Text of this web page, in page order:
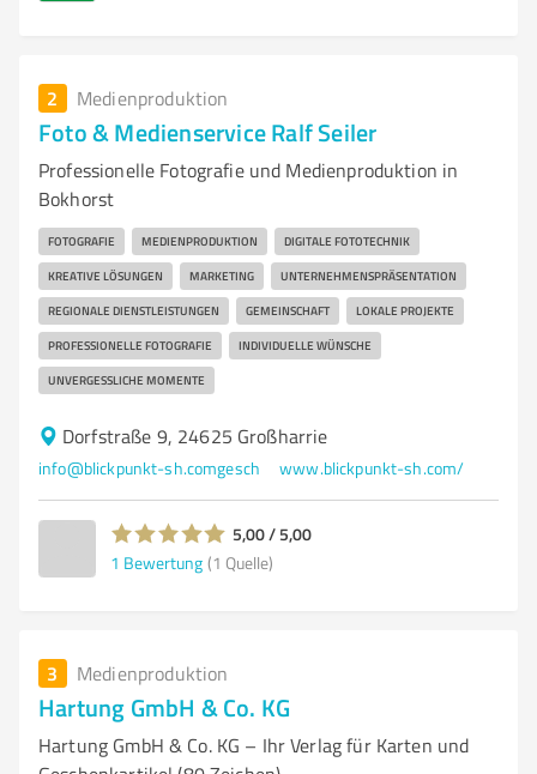
2 Medienproduktion
Foto & Medienservice Ralf Seiler
Professionelle Fotografie und Medienproduktion in
Bokhorst
FOTOGRAFIE MEDIENPRODUKTION DIGITALE FOTOTECHNIK
KREATIVE LÖSUNGEN MARKETING UNTERNEHMENSPRÄSENTATION
REGIONALE DIENSTLEISTUNGEN GEMEINSCHAFT LOKALE PROJEKTE
PROFESSIONELLE FOTOGRAFIE INDIVIDUELLE WÜNSCHE
UNVERGESSLICHE MOMENTE
Dorfstraße 9, 24625 Großharrie
info@blickpunkt-sh.comgesch www.blickpunkt-sh.com/
5,00 / 5,00
1 Bewertung (1 Quelle)
3 Medienproduktion
Hartung GmbH & Co. KG
Hartung GmbH & Co. KG – Ihr Verlag für Karten und